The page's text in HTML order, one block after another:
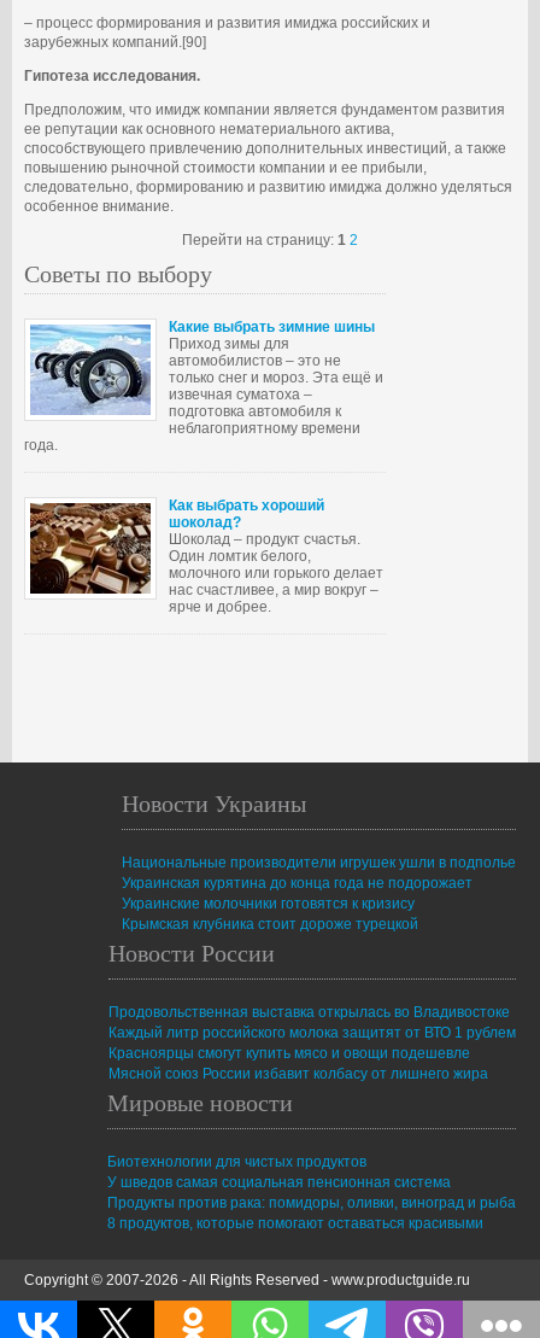
– процесс формирования и развития имиджа российских и
зарубежных компаний.[90]
Гипотеза исследования.
Предположим, что имидж компании является фундаментом развития
ее репутации как основного нематериального актива,
способствующего привлечению дополнительных инвестиций, а также
повышению рыночной стоимости компании и ее прибыли,
следовательно, формированию и развитию имиджа должно уделяться
особенное внимание.
Перейти на страницу: 1 2
Советы по выбору
Какие выбрать зимние шины
Приход зимы для
автомобилистов – это не
только снег и мороз. Эта ещё и
извечная суматоха –
подготовка автомобиля к
неблагоприятному времени
года.
Как выбрать хороший
шоколад?
Шоколад – продукт счастья.
Один ломтик белого,
молочного или горького делает
нас счастливее, а мир вокруг –
ярче и добрее.
Новости Украины
Национальные производители игрушек ушли в подполье
Украинская курятина до конца года не подорожает
Украинские молочники готовятся к кризису
Крымская клубника стоит дороже турецкой
Новости России
Продовольственная выставка открылась во Владивостоке
Каждый литр российского молока защитят от ВТО 1 рублем
Красноярцы смогут купить мясо и овощи подешевле
Мясной союз России избавит колбасу от лишнего жира
Мировые новости
Биотехнологии для чистых продуктов
У шведов самая социальная пенсионная система
Продукты против рака: помидоры, оливки, виноград и рыба
8 продуктов, которые помогают оставаться красивыми
Copyright © 2007-2026 - All Rights Reserved - www.productguide.ru